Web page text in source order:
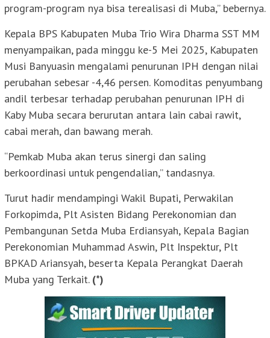
program-program nya bisa terealisasi di Muba,” bebernya.
Kepala BPS Kabupaten Muba Trio Wira Dharma SST MM
menyampaikan, pada minggu ke-5 Mei 2025, Kabupaten
Musi Banyuasin mengalami penurunan IPH dengan nilai
perubahan sebesar -4,46 persen. Komoditas penyumbang
andil terbesar terhadap perubahan penurunan IPH di
Kaby Muba secara berurutan antara lain cabai rawit,
cabai merah, dan bawang merah.
“Pemkab Muba akan terus sinergi dan saling
berkoordinasi untuk pengendalian,” tandasnya.
Turut hadir mendampingi Wakil Bupati, Perwakilan
Forkopimda, Plt Asisten Bidang Perekonomian dan
Pembangunan Setda Muba Erdiansyah, Kepala Bagian
Perekonomian Muhammad Aswin, Plt Inspektur, Plt
BPKAD Ariansyah, beserta Kepala Perangkat Daerah
Muba yang Terkait. (*)